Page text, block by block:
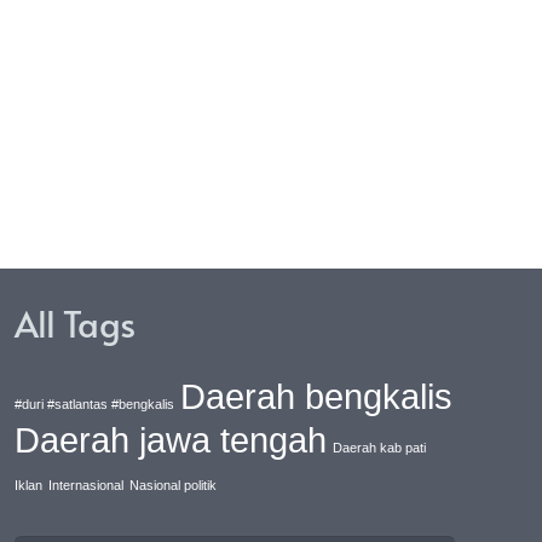
All Tags
#duri #satlantas #bengkalis
Daerah bengkalis
Daerah jawa tengah Daerah kab pati
Iklan Internasional Nasional politik